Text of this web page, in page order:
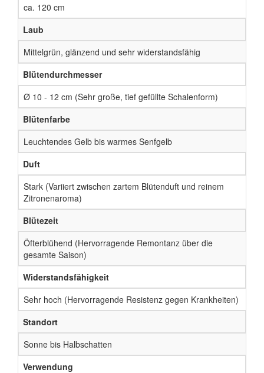
ca. 120 cm
Laub
Mittelgrün, glänzend und sehr widerstandsfähig
Blütendurchmesser
Ø 10 - 12 cm (Sehr große, tief gefüllte Schalenform)
Blütenfarbe
Leuchtendes Gelb bis warmes Senfgelb
Duft
Stark (Variiert zwischen zartem Blütenduft und reinem
Zitronenaroma)
Blütezeit
Öfterblühend (Hervorragende Remontanz über die
gesamte Saison)
Widerstandsfähigkeit
Sehr hoch (Hervorragende Resistenz gegen Krankheiten)
Standort
Sonne bis Halbschatten
Verwendung